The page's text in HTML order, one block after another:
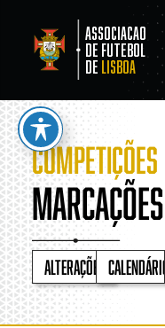
Associacao
de Futebol
de Lisboa
COMPETIÇÕES
Marcações
Alterações Calendários